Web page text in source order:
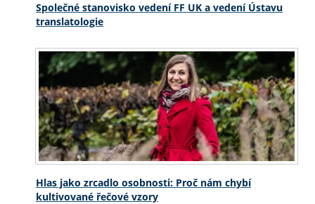
Společné stanovisko vedení FF UK a vedení Ústavu
translatologie
Hlas jako zrcadlo osobnosti: Proč nám chybí
kultivované řečové vzory